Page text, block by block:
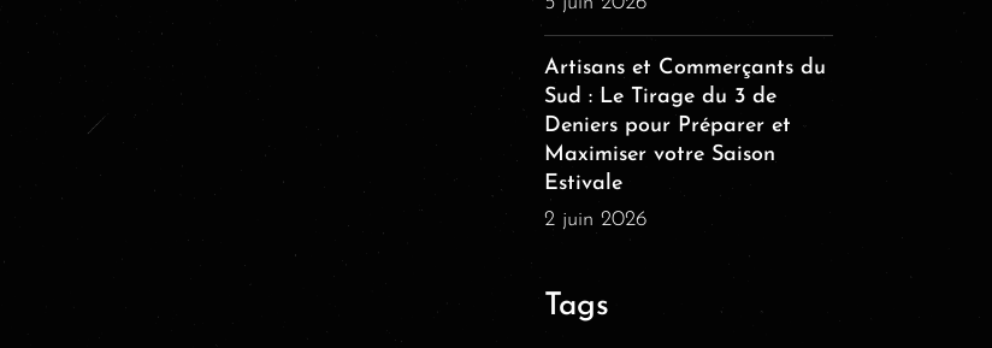
Artisans et Commerçants du
Sud : Le Tirage du 3 de
Deniers pour Préparer et
Maximiser votre Saison
Estivale
2 juin 2026
Tags